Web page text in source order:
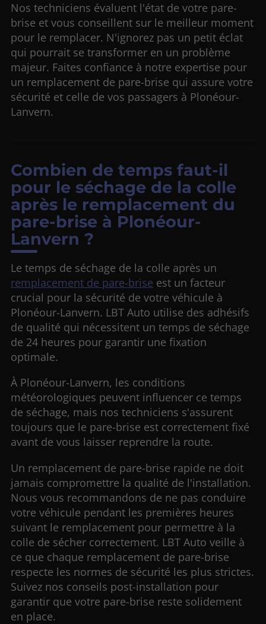
Nos techniciens évaluent l'état de votre pare-
brise et vous conseillent sur le meilleur moment
pour le remplacer. N'ignorez pas un petit éclat
qui pourrait se transformer en un problème
majeur. Faites confiance à notre expertise pour
un remplacement de pare-brise qui assure votre
sécurité et celle de vos passagers à Plonéour-
Lanvern.
Combien de temps faut-il
pour le séchage de la colle
après le remplacement du
pare-brise à Plonéour-
Lanvern ?
Le temps de séchage de la colle après un
remplacement de pare-brise est un facteur
crucial pour la sécurité de votre véhicule à
Plonéour-Lanvern. LBT Auto utilise des adhésifs
de qualité qui nécessitent un temps de séchage
de 24 heures pour garantir une fixation
optimale.
À Plonéour-Lanvern, les conditions
météorologiques peuvent influencer ce temps
de séchage, mais nos techniciens s'assurent
toujours que le pare-brise est correctement fixé
avant de vous laisser reprendre la route.
Un remplacement de pare-brise rapide ne doit
jamais compromettre la qualité de l'installation.
Nous vous recommandons de ne pas conduire
votre véhicule pendant les premières heures
suivant le remplacement pour permettre à la
colle de sécher correctement. LBT Auto veille à
ce que chaque remplacement de pare-brise
respecte les normes de sécurité les plus strictes.
Suivez nos conseils post-installation pour
garantir que votre pare-brise reste solidement
en place.